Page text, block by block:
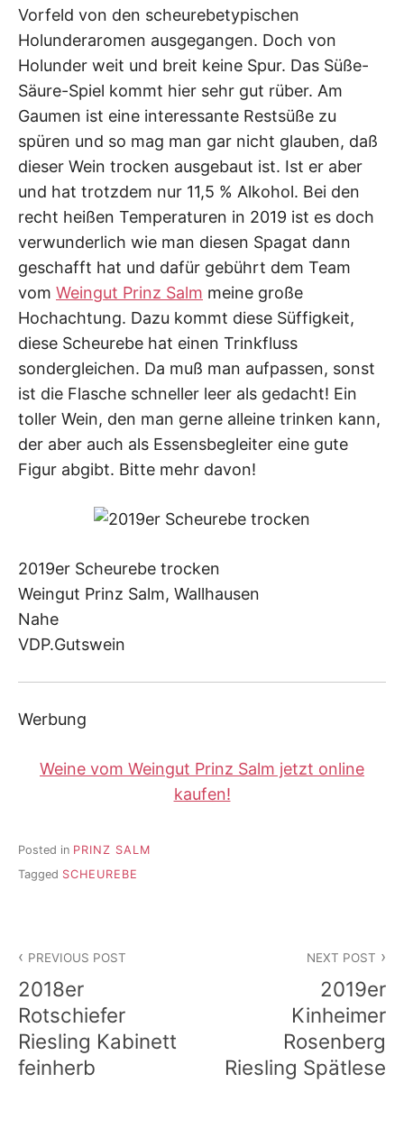
Vorfeld von den scheurebetypischen
Holunderaromen ausgegangen. Doch von
Holunder weit und breit keine Spur. Das Süße-
Säure-Spiel kommt hier sehr gut rüber. Am
Gaumen ist eine interessante Restsüße zu
spüren und so mag man gar nicht glauben, daß
dieser Wein trocken ausgebaut ist. Ist er aber
und hat trotzdem nur 11,5 % Alkohol. Bei den
recht heißen Temperaturen in 2019 ist es doch
verwunderlich wie man diesen Spagat dann
geschafft hat und dafür gebührt dem Team
vom Weingut Prinz Salm meine große
Hochachtung. Dazu kommt diese Süffigkeit,
diese Scheurebe hat einen Trinkfluss
sondergleichen. Da muß man aufpassen, sonst
ist die Flasche schneller leer als gedacht! Ein
toller Wein, den man gerne alleine trinken kann,
der aber auch als Essensbegleiter eine gute
Figur abgibt. Bitte mehr davon!
2019er Scheurebe trocken
Weingut Prinz Salm, Wallhausen
Nahe
VDP.Gutswein
Werbung
Weine vom Weingut Prinz Salm jetzt online
kaufen!
Posted in PRINZ SALM
Tagged SCHEUREBE
PREVIOUS POST
2018er
Rotschiefer
Riesling Kabinett
feinherb
NEXT POST
2019er
Kinheimer
Rosenberg
Riesling Spätlese